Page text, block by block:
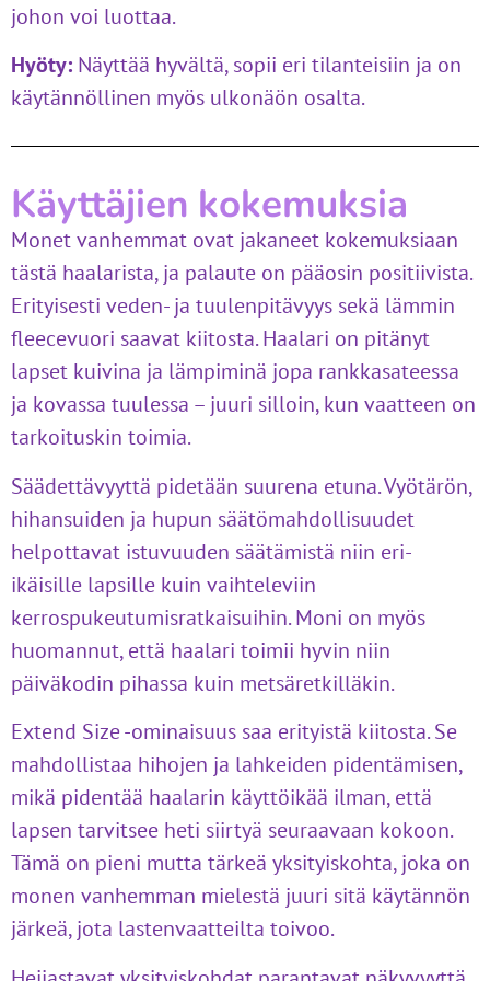
johon voi luottaa.
Hyöty: Näyttää hyvältä, sopii eri tilanteisiin ja on
käytännöllinen myös ulkonäön osalta.
Käyttäjien kokemuksia
Monet vanhemmat ovat jakaneet kokemuksiaan
tästä haalarista, ja palaute on pääosin positiivista.
Erityisesti veden- ja tuulenpitävyys sekä lämmin
fleecevuori saavat kiitosta. Haalari on pitänyt
lapset kuivina ja lämpiminä jopa rankkasateessa
ja kovassa tuulessa – juuri silloin, kun vaatteen on
tarkoituskin toimia.
Säädettävyyttä pidetään suurena etuna. Vyötärön,
hihansuiden ja hupun säätömahdollisuudet
helpottavat istuvuuden säätämistä niin eri-
ikäisille lapsille kuin vaihteleviin
kerrospukeutumisratkaisuihin. Moni on myös
huomannut, että haalari toimii hyvin niin
päiväkodin pihassa kuin metsäretkilläkin.
Extend Size -ominaisuus saa erityistä kiitosta. Se
mahdollistaa hihojen ja lahkeiden pidentämisen,
mikä pidentää haalarin käyttöikää ilman, että
lapsen tarvitsee heti siirtyä seuraavaan kokoon.
Tämä on pieni mutta tärkeä yksityiskohta, joka on
monen vanhemman mielestä juuri sitä käytännön
järkeä, jota lastenvaatteilta toivoo.